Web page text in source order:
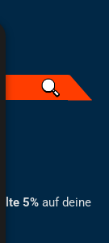
5% auf deine